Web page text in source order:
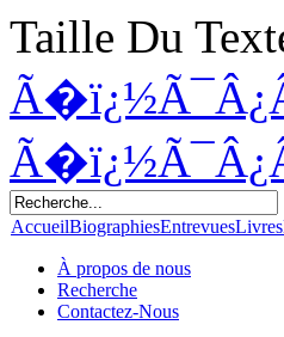
Taille Du
AccueilBiographiesEntrevuesLivres
À propos de nous
Recherche
Contactez-Nous